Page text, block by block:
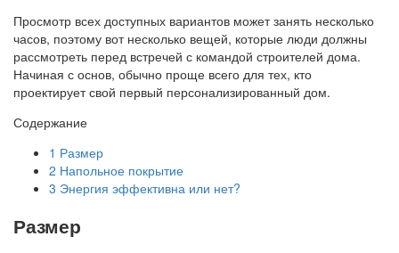
Просмотр всех доступных вариантов может занять несколько
часов, поэтому вот несколько вещей, которые люди должны
рассмотреть перед встречей с командой строителей дома.
Начиная с основ, обычно проще всего для тех, кто
проектирует свой первый персонализированный дом.
Содержание
1 Размер
2 Напольное покрытие
3 Энергия эффективна или нет?
Размер